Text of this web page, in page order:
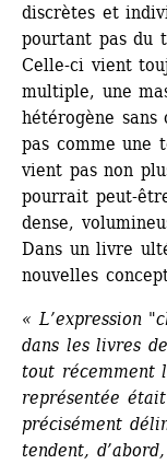
discrètes et
pourtant pas du
Celle-ci vient
multiple, une
hétérogène
pas comme une
vient pas non
pourrait peut-
dense,
Dans un livre
nouvelles
« L’expression
dans les livres
tout récemment
représentée
précisément
tendent,